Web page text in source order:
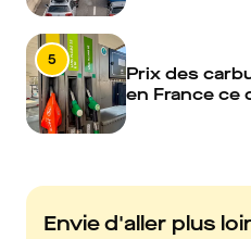
5
Prix des
en France ce
Envie d'aller plus